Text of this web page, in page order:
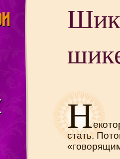
Н
стать.